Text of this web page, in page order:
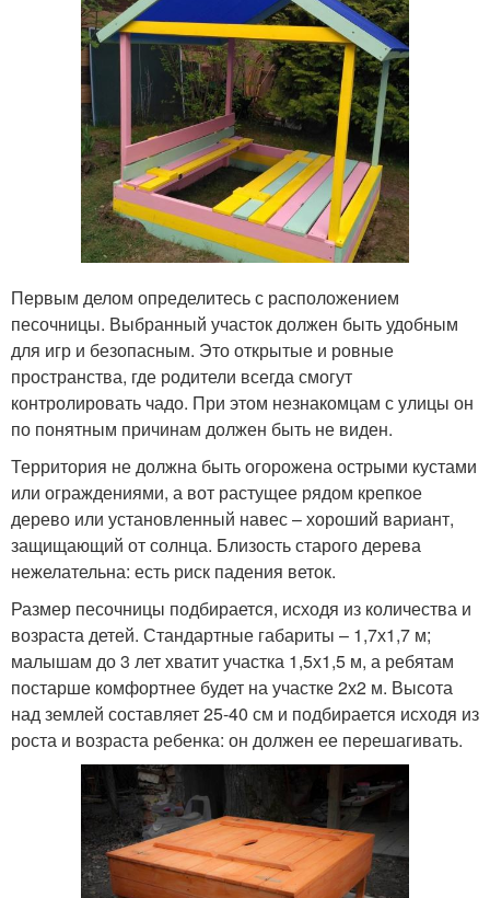
Первым делом определитесь с расположением
песочницы. Выбранный участок должен быть удобным
для игр и безопасным. Это открытые и ровные
пространства, где родители всегда смогут
контролировать чадо. При этом незнакомцам с улицы он
по понятным причинам должен быть не виден.
Территория не должна быть огорожена острыми кустами
или ограждениями, а вот растущее рядом крепкое
дерево или установленный навес – хороший вариант,
защищающий от солнца. Близость старого дерева
нежелательна: есть риск падения веток.
Размер песочницы подбирается, исходя из количества и
возраста детей. Стандартные габариты – 1,7х1,7 м;
малышам до 3 лет хватит участка 1,5х1,5 м, а ребятам
постарше комфортнее будет на участке 2х2 м. Высота
над землей составляет 25-40 см и подбирается исходя из
роста и возраста ребенка: он должен ее перешагивать.